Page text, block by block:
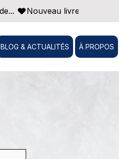
BLOG & ACTUALITÉS À PROPOS